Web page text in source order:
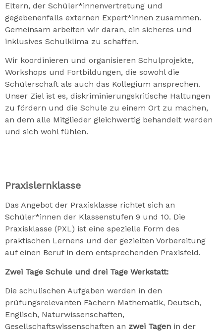
Eltern, der Schüler*innenvertretung und
gegebenenfalls externen Expert*innen zusammen.
Gemeinsam arbeiten wir daran, ein sicheres und
inklusives Schulklima zu schaffen.
Wir koordinieren und organisieren Schulprojekte,
Workshops und Fortbildungen, die sowohl die
Schülerschaft als auch das Kollegium ansprechen.
Unser Ziel ist es, diskriminierungskritische Haltungen
zu fördern und die Schule zu einem Ort zu machen,
an dem alle Mitglieder gleichwertig behandelt werden
und sich wohl fühlen.
Praxislernklasse
Das Angebot der Praxisklasse richtet sich an
Schüler*innen der Klassenstufen 9 und 10. Die
Praxisklasse (PXL) ist eine spezielle Form des
praktischen Lernens und der gezielten Vorbereitung
auf einen Beruf in dem entsprechenden Praxisfeld.
Zwei Tage Schule und drei Tage Werkstatt:
Die schulischen Aufgaben werden in den
prüfungsrelevanten Fächern Mathematik, Deutsch,
Englisch, Naturwissenschaften,
Gesellschaftswissenschaften an zwei Tagen in der